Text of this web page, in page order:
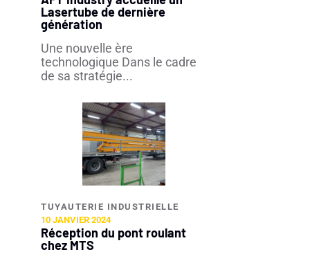
Lasertube de dernière
génération
Une nouvelle ère
technologique Dans le cadre
de sa stratégie...
TUYAUTERIE INDUSTRIELLE​
10 JANVIER 2024
Réception du pont roulant
chez MTS